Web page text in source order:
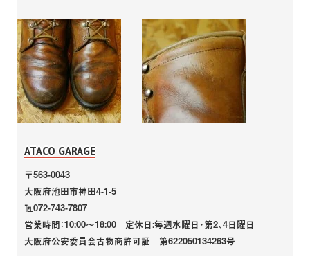
ATACO GARAGE
〒563-0043
大阪府池田市神田4-1-5
℡072-743-7807
営業時間：10:00～18:00 定休日:毎週水曜日・第2、4日曜日
大阪府公安委員会古物商許可証 第622050134263号